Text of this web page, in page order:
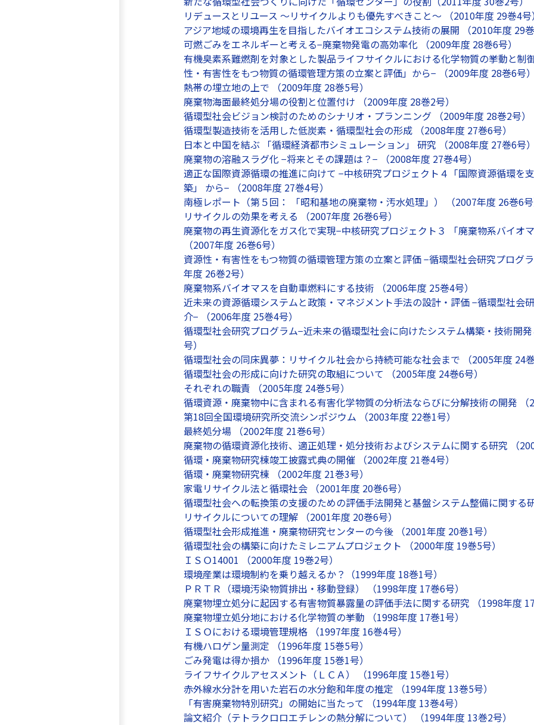
リデュースとリユース 〜リサイクルよりも優先すべきこと〜 （2010年度 29巻4号）
アジア地域の環境再生を目指したバイオエコシステム技術の展開 （2010年度 29巻
可燃ごみをエネルギーと考える−廃棄物発電の高効率化 （2009年度 28巻6号）
有機臭素系難燃剤を対象とした製品ライフサイクルにおける化学物質の挙動と
性・有害性をもつ物質の循環管理方策の立案と評価」から− （2009年度 28巻6号）
熱帯の埋立地の上で （2009年度 28巻5号）
廃棄物海面最終処分場の役割と位置付け （2009年度 28巻2号）
循環型社会ビジョン検討のためのシナリオ・プランニング （2009年度 28巻2号）
循環型製造技術を活用した低炭素・循環型社会の形成 （2008年度 27巻6号）
日本と中国を結ぶ 「循環経済都市シミュレーション」 研究 （2008年度 27巻6号）
廃棄物の溶融スラグ化 −将来とその課題は？− （2008年度 27巻4号）
適正な国際資源循環の推進に向けて −中核研究プロジェクト４「国際資源循環を
築」 から− （2008年度 27巻4号）
南極レポート（第５回： 「昭和基地の廃棄物・汚水処理」） （2007年度 26巻6号
リサイクルの効果を考える （2007年度 26巻6号）
廃棄物の再生資源化をガス化で実現−中核研究プロジェクト３ 「廃棄物系バイオ
（2007年度 26巻6号）
資源性・有害性をもつ物質の循環管理方策の立案と評価 −循環型社会研究プログ
年度 26巻2号）
廃棄物系バイオマスを自動車燃料にする技術 （2006年度 25巻4号）
近未来の資源循環システムと政策・マネジメント手法の設計・評価 −循環型社会
介− （2006年度 25巻4号）
循環型社会研究プログラム−近未来の循環型社会に向けたシステム構築・技術開
号）
循環型社会の同床異夢：リサイクル社会から持続可能な社会まで （2005年度 24巻
循環型社会の形成に向けた研究の取組について （2005年度 24巻6号）
それぞれの職責 （2005年度 24巻5号）
循環資源・廃棄物中に含まれる有害化学物質の分析法ならびに分解技術の開発 （
第18回全国環境研究所交流シンポジウム （2003年度 22巻1号）
最終処分場 （2002年度 21巻6号）
廃棄物の循環資源化技術、適正処理・処分技術およびシステムに関する研究 （
循環・廃棄物研究棟竣工披露式典の開催 （2002年度 21巻4号）
循環・廃棄物研究棟 （2002年度 21巻3号）
家電リサイクル法と循環社会 （2001年度 20巻6号）
循環型社会への転換策の支援のための評価手法開発と基盤システム整備に関する
リサイクルについての理解 （2001年度 20巻6号）
循環型社会形成推進・廃棄物研究センターの今後 （2001年度 20巻1号）
循環型社会の構築に向けたミレニアムプロジェクト （2000年度 19巻5号）
ＩＳＯ14001 （2000年度 19巻2号）
環境産業は環境制約を乗り越えるか？（1999年度 18巻1号）
ＰＲＴＲ（環境汚染物質排出・移動登録） （1998年度 17巻6号）
廃棄物埋立処分に起因する有害物質暴露量の評価手法に関する研究 （1998年度 17
廃棄物埋立処分地における化学物質の挙動 （1998年度 17巻1号）
ＩＳＯにおける環境管理規格 （1997年度 16巻4号）
有機ハロゲン量測定 （1996年度 15巻5号）
ごみ発電は得か損か （1996年度 15巻1号）
ライフサイクルアセスメント（ＬＣＡ） （1996年度 15巻1号）
赤外線水分計を用いた岩石の水分飽和年度の推定 （1994年度 13巻5号）
「有害廃棄物特別研究」の開始に当たって （1994年度 13巻4号）
論文紹介（テトラクロロエチレンの熱分解について） （1994年度 13巻2号）